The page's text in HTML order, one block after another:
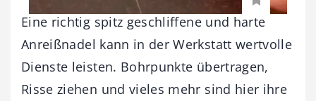
Eine richtig spitz geschliffene und harte
Anreißnadel kann in der Werkstatt wertvolle
Dienste leisten. Bohrpunkte übertragen,
Risse ziehen und vieles mehr sind hier ihre